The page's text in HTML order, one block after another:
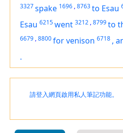
3327spake 1696 ,8763to Esau
Esau 6215went 3212 ,8799to
6679 ,8800forvenison 6718 ,
.
請登入網頁啟用私人筆記功能。